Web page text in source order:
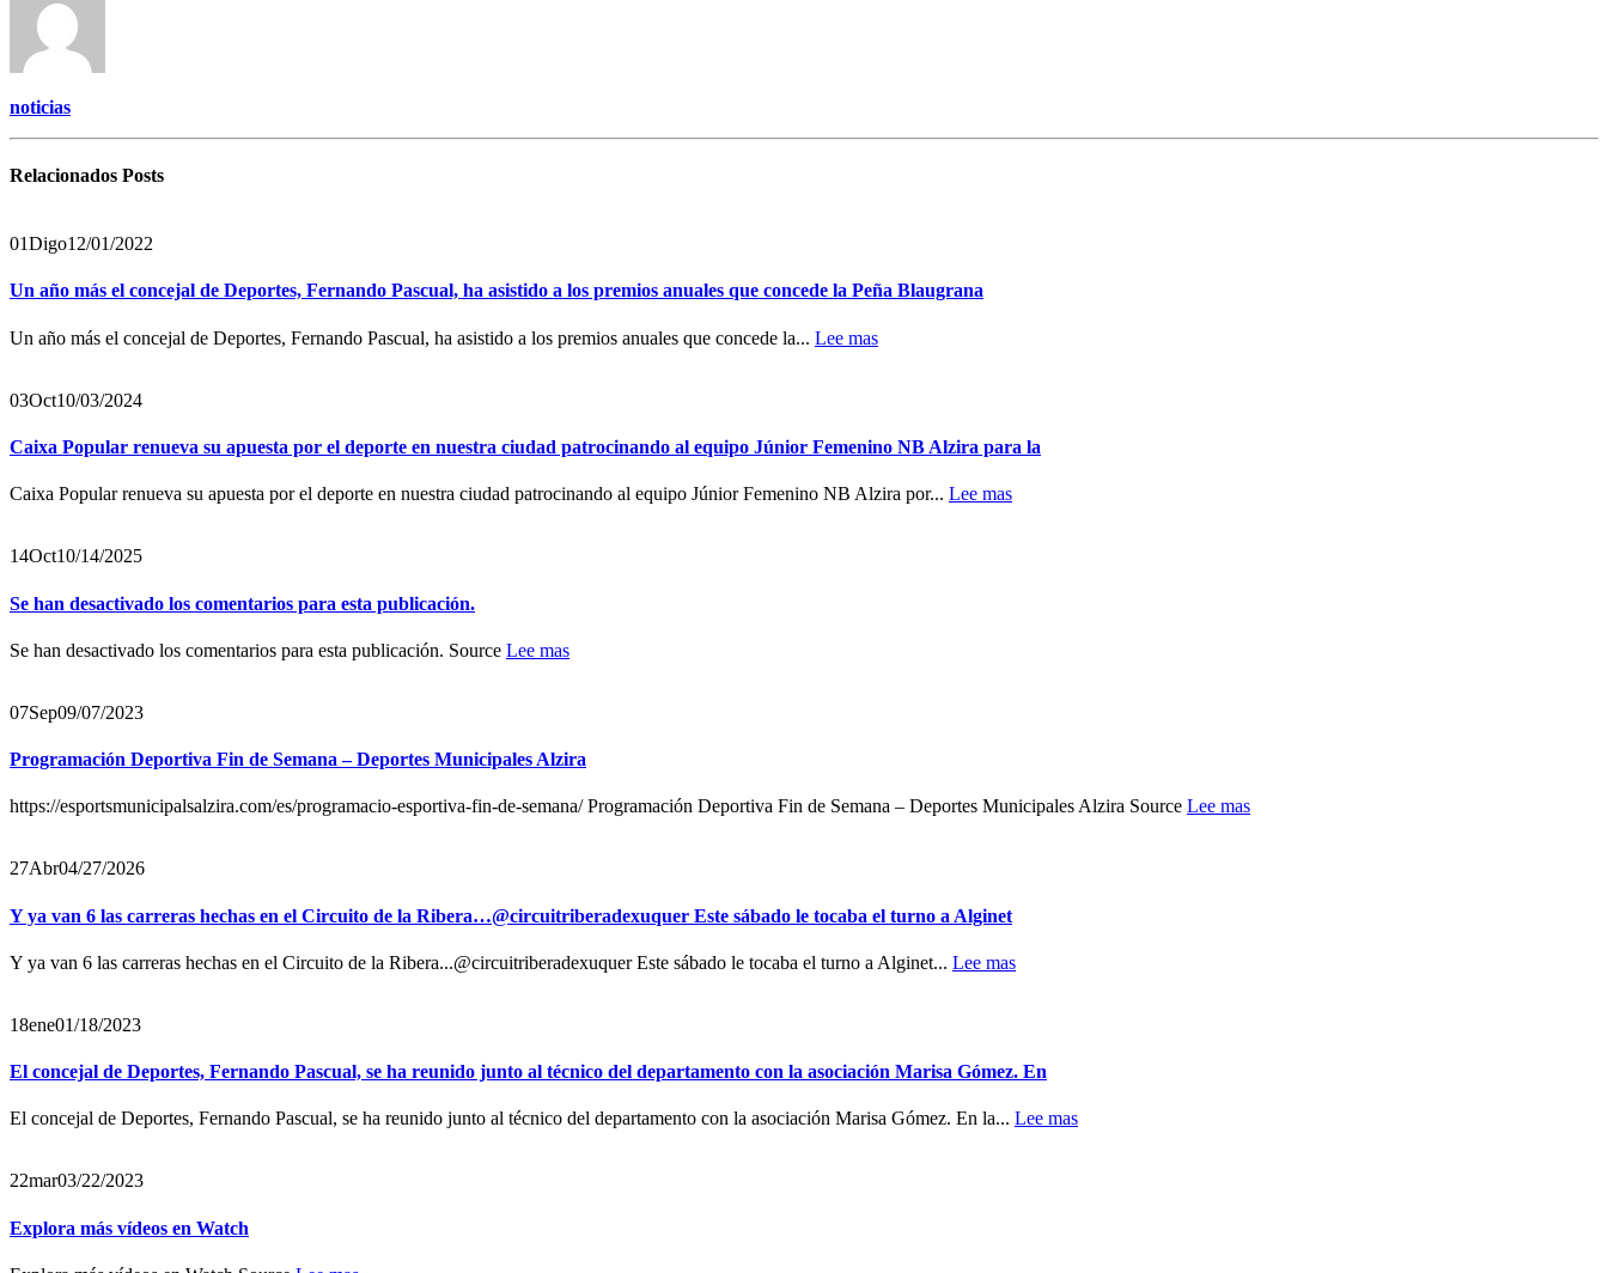
noticias
Relacionados Posts
01Digo12/01/2022
Un año más el concejal de Deportes, Fernando Pascual, ha asistido a los premios anuales que concede la Peña Blaugrana
Un año más el concejal de Deportes, Fernando Pascual, ha asistido a los premios anuales que concede la... Lee mas
03Oct10/03/2024
Caixa Popular renueva su apuesta por el deporte en nuestra ciudad patrocinando al equipo Júnior Femenino NB Alzira para la
Caixa Popular renueva su apuesta por el deporte en nuestra ciudad patrocinando al equipo Júnior Femenino NB Alzira por... Lee mas
14Oct10/14/2025
Se han desactivado los comentarios para esta publicación.
Se han desactivado los comentarios para esta publicación. Source Lee mas
07Sep09/07/2023
Programación Deportiva Fin de Semana – Deportes Municipales Alzira
https://esportsmunicipalsalzira.com/es/programacio-esportiva-fin-de-semana/ Programación Deportiva Fin de Semana – Deportes Municipales Alzira Source Lee mas
27Abr04/27/2026
Y ya van 6 las carreras hechas en el Circuito de la Ribera…@circuitriberadexuquer Este sábado le tocaba el turno a Alginet
Y ya van 6 las carreras hechas en el Circuito de la Ribera...@circuitriberadexuquer Este sábado le tocaba el turno a Alginet... Lee mas
18ene01/18/2023
El concejal de Deportes, Fernando Pascual, se ha reunido junto al técnico del departamento con la asociación Marisa Gómez. En
El concejal de Deportes, Fernando Pascual, se ha reunido junto al técnico del departamento con la asociación Marisa Gómez. En la... Lee mas
22mar03/22/2023
Explora más vídeos en Watch